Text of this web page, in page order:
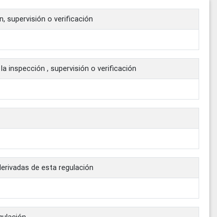
supervisión o verificación
inspección , supervisión o verificación
de esta regulación